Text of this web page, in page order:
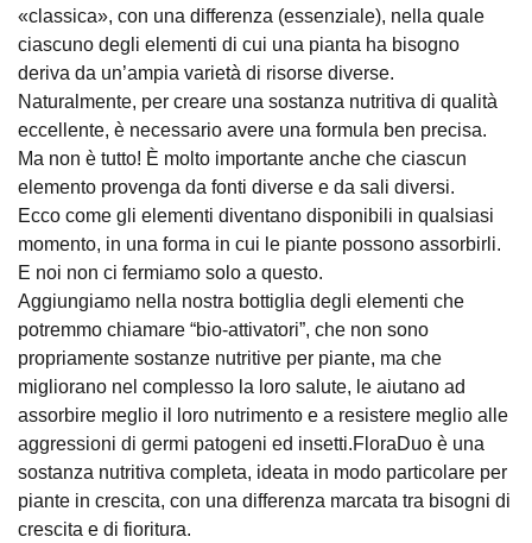
«classica», con una differenza (essenziale), nella quale
ciascuno degli elementi di cui una pianta ha bisogno
deriva da un’ampia varietà di risorse diverse.
Naturalmente, per creare una sostanza nutritiva di qualità
eccellente, è necessario avere una formula ben precisa.
Ma non è tutto! È molto importante anche che ciascun
elemento provenga da fonti diverse e da sali diversi.
Ecco come gli elementi diventano disponibili in qualsiasi
momento, in una forma in cui le piante possono assorbirli.
E noi non ci fermiamo solo a questo.
Aggiungiamo nella nostra bottiglia degli elementi che
potremmo chiamare “bio-attivatori”, che non sono
propriamente sostanze nutritive per piante, ma che
migliorano nel complesso la loro salute, le aiutano ad
assorbire meglio il loro nutrimento e a resistere meglio alle
aggressioni di germi patogeni ed insetti.FloraDuo è una
sostanza nutritiva completa, ideata in modo particolare per
piante in crescita, con una differenza marcata tra bisogni di
crescita e di fioritura.